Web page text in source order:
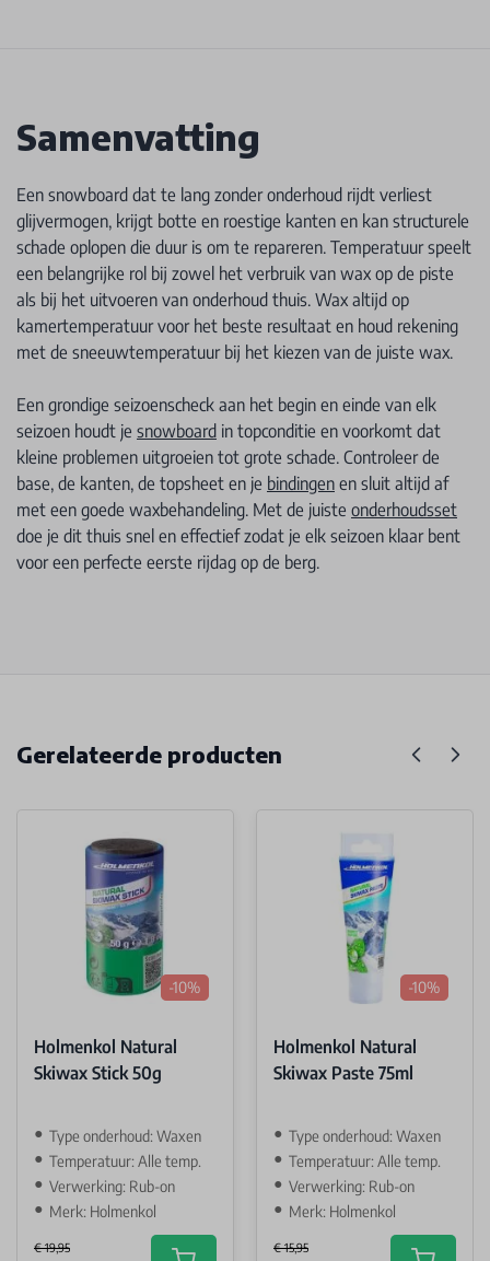
Samenvatting
Een snowboard dat te lang zonder onderhoud rijdt verliest
glijvermogen, krijgt botte en roestige kanten en kan structurele
schade oplopen die duur is om te repareren. Temperatuur speelt
een belangrijke rol bij zowel het verbruik van wax op de piste
als bij het uitvoeren van onderhoud thuis. Wax altijd op
kamertemperatuur voor het beste resultaat en houd rekening
met de sneeuwtemperatuur bij het kiezen van de juiste wax.
Een grondige seizoenscheck aan het begin en einde van elk
seizoen houdt je snowboard in topconditie en voorkomt dat
kleine problemen uitgroeien tot grote schade. Controleer de
base, de kanten, de topsheet en je bindingen en sluit altijd af
met een goede waxbehandeling. Met de juiste onderhoudsset
doe je dit thuis snel en effectief zodat je elk seizoen klaar bent
voor een perfecte eerste rijdag op de berg.
Gerelateerde producten
-10%
Holmenkol Natural
Skiwax Stick 50g
Type onderhoud: Waxen
Temperatuur: Alle temp.
Verwerking: Rub-on
Merk: Holmenkol
€ 19,95
-10%
Holmenkol Natural
Skiwax Paste 75ml
Type onderhoud: Waxen
Temperatuur: Alle temp.
Verwerking: Rub-on
Merk: Holmenkol
€ 15,95